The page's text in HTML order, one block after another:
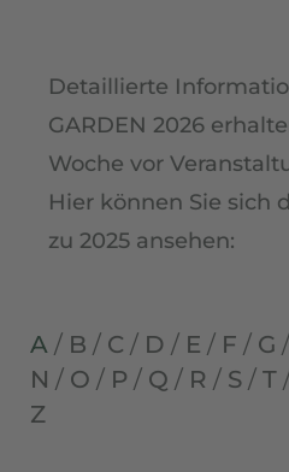
Detaillierte
GARDEN 2026
Woche vor
Hier können Sie sich
zu 2025 ansehen:
A / B / C / D / E / F / G /
N / O / P / Q / R / S / T
Z